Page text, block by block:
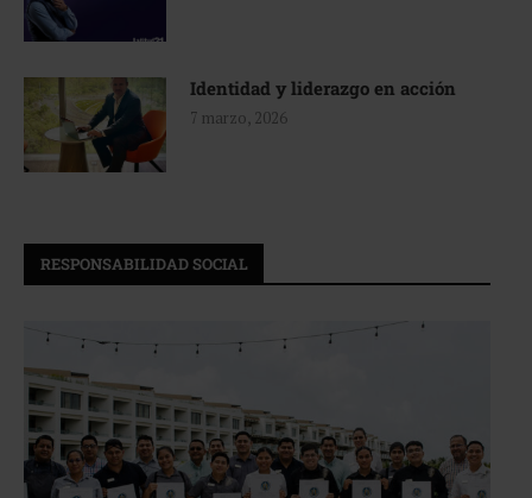
Identidad y liderazgo en acción
7 marzo, 2026
RESPONSABILIDAD SOCIAL